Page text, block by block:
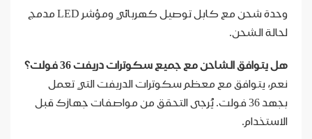
وحدة شحن مع كابل توصيل كهربائي ومؤشر LED مدمج
لحالة الشحن.
هل يتوافق الشاحن مع جميع سكوترات دريفت 36 فولت؟
نعم، يتوافق مع معظم سكوترات الدريفت التي تعمل
بجهد 36 فولت. يُرجى التحقق من مواصفات جهازك قبل
الاستخدام.